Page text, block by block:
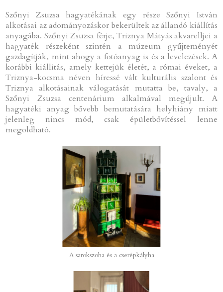
Szőnyi Zsuzsa hagyatékának egy része Szőnyi István
alkotásai az adományozáskor bekerültek az állandó kiállítás
anyagába. Szőnyi Zsuzsa férje, Triznya Mátyás akvarelljei a
hagyaték részeként szintén a múzeum gyűjteményét
gazdagítják, mint ahogy a fotóanyag is és a levelezések. A
korábbi kiállítás, amely kettejük életét, a római éveket, a
Triznya-kocsma néven híressé vált kulturális szalont és
Triznya alkotásainak válogatását mutatta be, tavaly, a
Szőnyi Zsuzsa centenárium alkalmával megújult. A
hagyatéki anyag bővebb bemutatására helyhiány miatt
jelenleg nincs mód, csak épületbővítéssel lenne
megoldható.
A sarokszoba és a cserépkályha